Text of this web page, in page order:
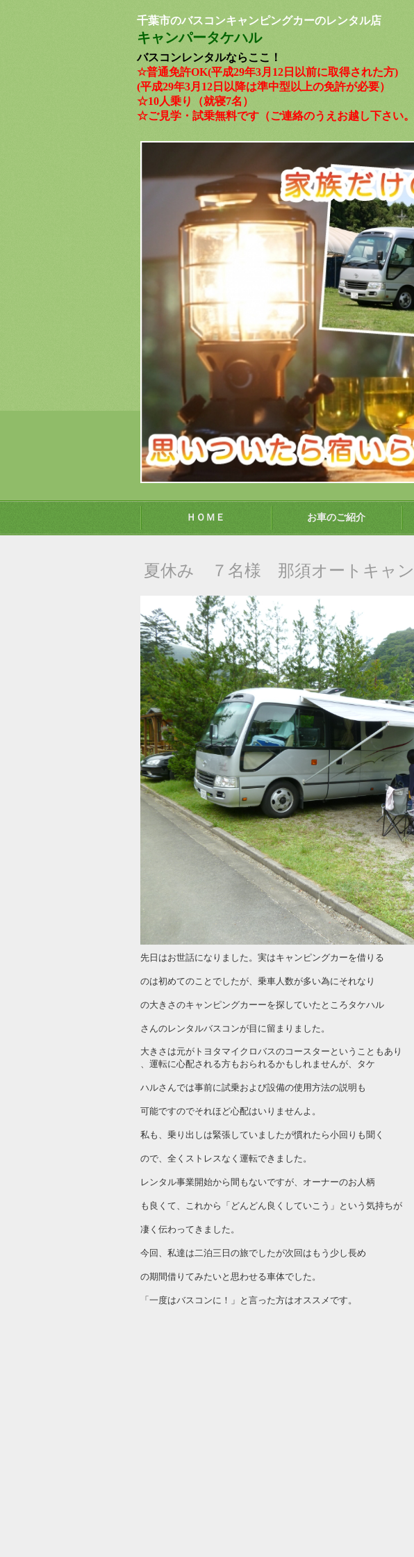
千葉市のバスコンキャンピングカーのレンタル店
キャンパータケハル​​​​​​
バスコンレンタルならここ！
☆普通免許OK(平成29年3月12日以前に取得された方)
(平成29年3月12日以降は準中型以上の免許が必要）
☆10人乗り（就寝7名）
☆ご見学・試乗無料です（ご連絡のうえお越し下さい。
ＨＯＭＥ お車のご紹介
夏休み ７名様 那須オートキャン
先日はお世話になりました。実はキャンピングカーを借りる
のは初めてのことでしたが、乗車人数が多い為にそれなり
の大きさのキャンピングカーーを探していたところタケハル
さんのレンタルバスコンが目に留まりました。
大きさは元がトヨタマイクロバスのコースターということもあり
、運転に心配される方もおられるかもしれませんが、タケ
ハルさんでは事前に試乗および設備の使用方法の説明も
可能ですのでそれほど心配はいりませんよ。
私も、乗り出しは緊張していましたが慣れたら小回りも聞く
ので、全くストレスなく運転できました。
レンタル事業開始から間もないですが、オーナーのお人柄
も良くて、これから「どんどん良くしていこう」という気持ちが
凄く伝わってきました。
今回、私達は二泊三日の旅でしたが次回はもう少し長め
の期間借りてみたいと思わせる車体でした。
「一度はバスコンに！」と言った方はオススメです。